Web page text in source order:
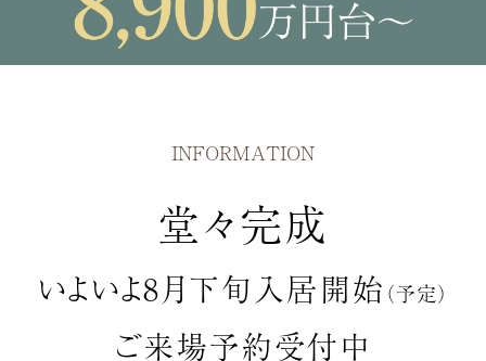
INFORMATION
堂々完成
いよいよ8月下旬 入居開始 （予定）
ご来場予約受付中